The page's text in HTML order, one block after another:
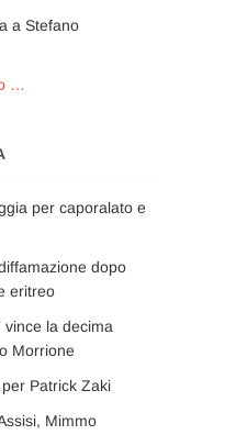
a Stefano
…
per caporalato e
dopo
eritreo
vince la decima
Morrione
Patrick Zaki
Mimmo